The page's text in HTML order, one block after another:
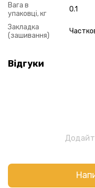
Вага в
упаковці, кг
0.1
Закладка
(зашивання)
Відгуки